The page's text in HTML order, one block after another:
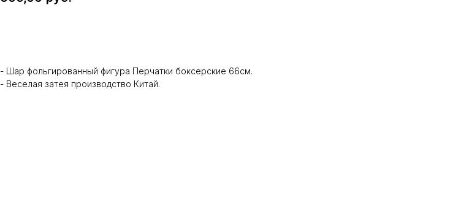
- Шар фольгированный фигура Перчатки боксерские 66см.
- Веселая затея производство Китай.